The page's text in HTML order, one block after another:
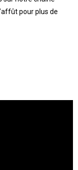
pour plus de